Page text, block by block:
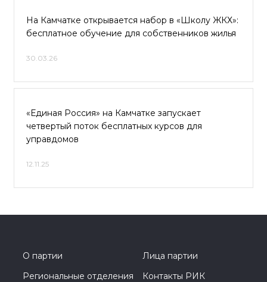
На Камчатке открывается набор в «Школу ЖКХ»:
бесплатное обучение для собственников жилья
30.03.26
«Единая Россия» на Камчатке запускает
четвертый поток бесплатных курсов для
управдомов
12.11.25
О партии
Лица партии
Региональные отделения
Контакты РИК